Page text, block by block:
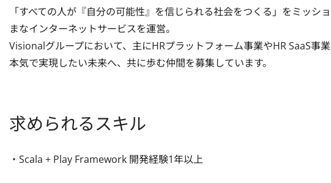
「すべての人が『自分の可能性』を信じられる社会をつくる」をミッ
まなインターネットサービスを運営。
Visionalグループにおいて、主にHRプラットフォーム事業やHR SaaS事業
本気で実現したい未来へ、共に歩む仲間を募集しています。
求められるスキル
・Scala + Play Framework 開発経験1年以上